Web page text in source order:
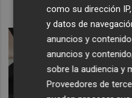
como su dirección
y datos de
anuncios y
anuncios y
sobre la audiencia y
Proveedores de